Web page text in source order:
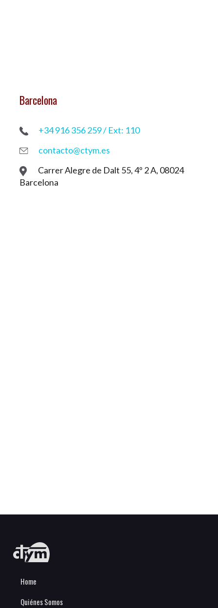
Barcelona
+34 916 356 259 / Ext: 110
contacto@ctym.es
Carrer Alegre de Dalt 55, 4º 2 A, 08024
Barcelona
Home
Quiénes Somos